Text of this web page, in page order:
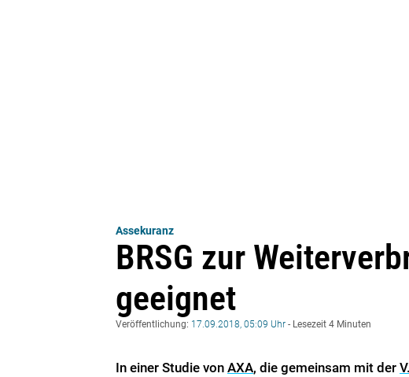
Assekuranz
BRSG zur
geeignet
Veröffentlichung: 17.09.2018, 05:09 Uhr - Lesezeit 4 Minuten
In einer Studie von AXA, die gemeinsam mit der